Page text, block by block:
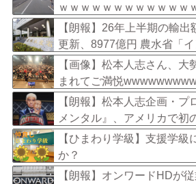
ｗｗｗｗｗｗｗｗｗｗｗｗ
【朗報】26年上半期の輸
更新、8977億円 農水省「
に伴い、日本食の認知度が
【画像】松本人志さん、大
まれてご満悦
【朗報】松本人志企画・プ
メンタル』、アメリカで
外タイトル『LOL』として
展開
【ひまわり学級】支援学級
か？
【朗報】オンワードHDが